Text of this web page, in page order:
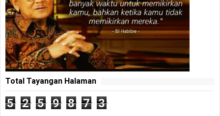
Total Tayangan Halaman
5 2 5 9 8 7 3